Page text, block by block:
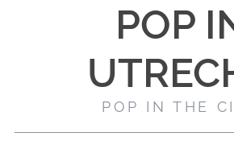
POP
POP IN THE